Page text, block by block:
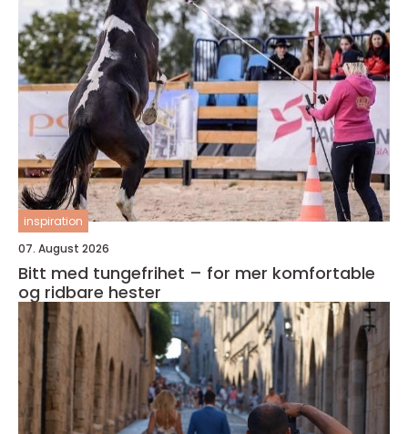
inspiration
07. August 2026
Bitt med tungefrihet – for mer komfortable
og ridbare hester